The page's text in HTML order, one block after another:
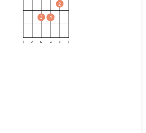
3 4
2
E A D G B E